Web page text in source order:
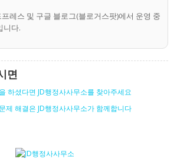
레스 및 구글 블로그(블로거스팟)에서 운영 중
니다.
면
하셨다면 JD행정사사무소를 찾아주세요
제 해결은 JD행정사사무소가 함께합니다